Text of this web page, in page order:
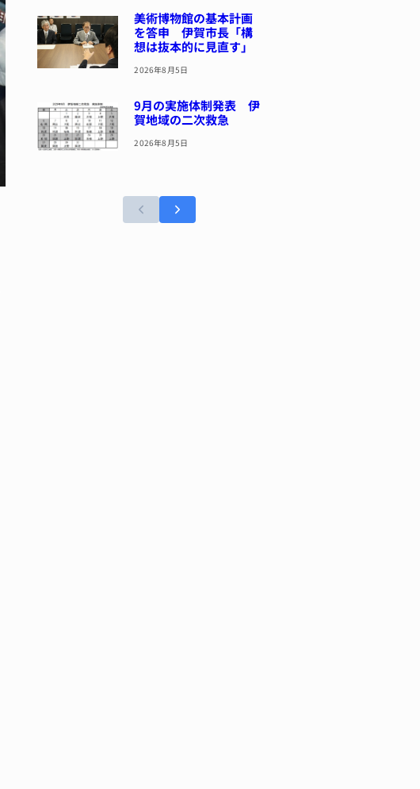
美術博物館の基本計画
を答申 伊賀市長「構
想は抜本的に見直す」
2026年8月5日
9月の実施体制発表 伊
賀地域の二次救急
2026年8月5日